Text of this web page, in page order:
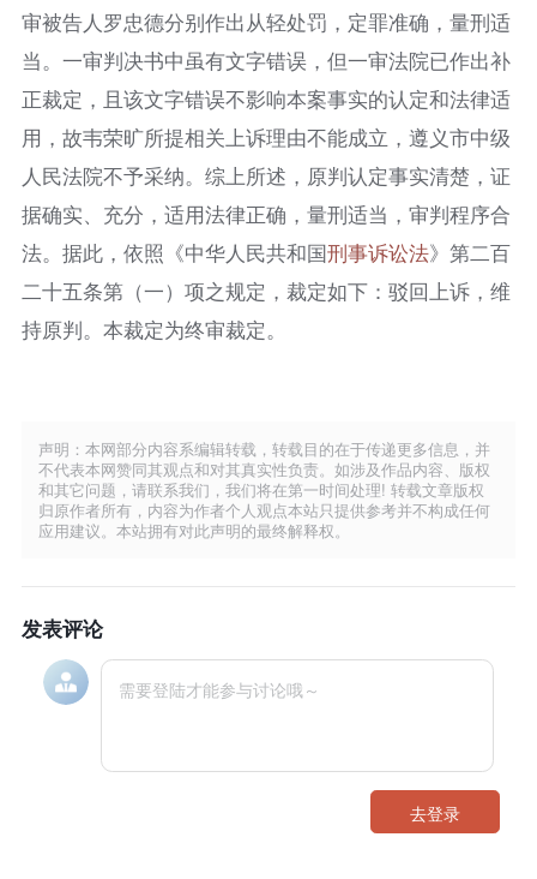
审被告人罗忠德分别作出从轻处罚，定罪准确，量刑适
当。一审判决书中虽有文字错误，但一审法院已作出补
正裁定，且该文字错误不影响本案事实的认定和法律适
用，故韦荣旷所提相关上诉理由不能成立，遵义市中级
人民法院不予采纳。综上所述，原判认定事实清楚，证
据确实、充分，适用法律正确，量刑适当，审判程序合
法。据此，依照《中华人民共和国刑事诉讼法》第二百
二十五条第（一）项之规定，裁定如下：驳回上诉，维
持原判。本裁定为终审裁定。
声明：本网部分内容系编辑转载，转载目的在于传递更多信息，并
不代表本网赞同其观点和对其真实性负责。如涉及作品内容、版权
和其它问题，请联系我们，我们将在第一时间处理! 转载文章版权
归原作者所有，内容为作者个人观点本站只提供参考并不构成任何
应用建议。本站拥有对此声明的最终解释权。
发表评论
去登录